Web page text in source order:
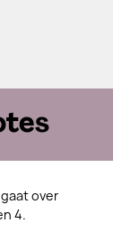
over
4.